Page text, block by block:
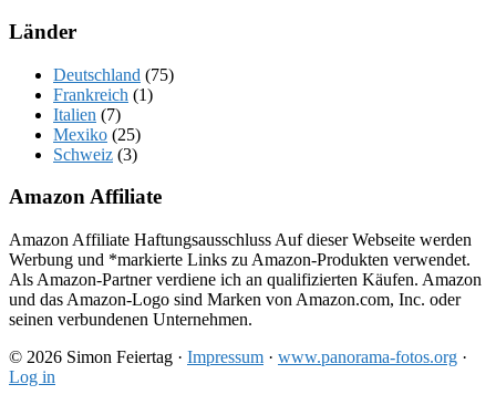
Länder
Deutschland (75)
Frankreich (1)
Italien (7)
Mexiko (25)
Schweiz (3)
Amazon Affiliate
Amazon Affiliate Haftungsausschluss Auf dieser Webseite werden
Werbung und *markierte Links zu Amazon-Produkten verwendet.
Als Amazon-Partner verdiene ich an qualifizierten Käufen. Amazon
und das Amazon-Logo sind Marken von Amazon.com, Inc. oder
seinen verbundenen Unternehmen.
© 2026 Simon Feiertag · Impressum · www.panorama-fotos.org ·
Log in